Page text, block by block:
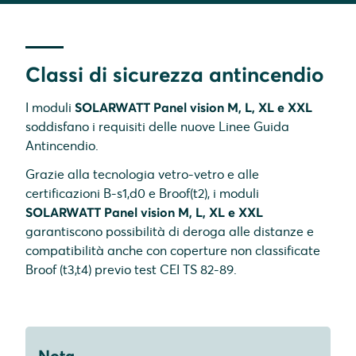
I moduli fotovoltaici sonomontati sopra l'edificio
come un'aggiunta, senza sostituire parti
costruttive esistenti.
Requisito minimo:Classe E (EN 13501-1) +
e tetto Broof (t3, t4) (EN 13501-5).
I moduli fotovoltaici sonointegrati nell'edificio
copertura.
Classi di sicurezza antincendio
I moduli SOLARWATT Panel vision M, L, XL e XXL
soddisfano i requisiti delle nuove Linee Guida
Antincendio.
Grazie alla tecnologia vetro-vetro e alle
certificazioni B-s1,d0 e Broof(t2), i moduli
SOLARWATT Panel vision M, L, XL e XXL
garantiscono possibilità di deroga alle distanze e
compatibilità anche con coperture non classificate
Broof (t3,t4) previo test CEI TS 82-89.